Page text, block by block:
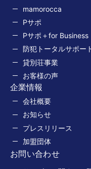
mamorocca
Pサポ
Pサポ＋for Business
防犯トータルサポー
貸別荘事業
お客様の声
企業情報
会社概要
お知らせ
プレスリリース
加盟団体
お問い合わせ